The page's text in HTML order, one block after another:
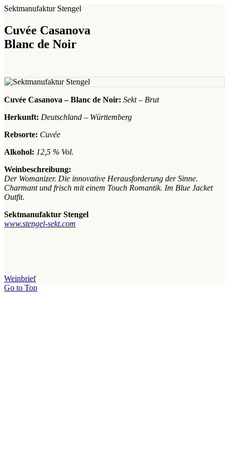
Sektmanufaktur Stengel
Cuvée Casanova
Blanc de Noir
Cuvée Casanova – Blanc de Noir: Sekt – Brut
Herkunft: Deutschland – Württemberg
Rebsorte: Cuvée
Alkohol: 12,5 % Vol.
Weinbeschreibung:
Der Womanizer. Die innovative Herausforderung der Sinne.
Charmant und frisch mit einem Touch Romantik. Im Blue Jacket
Outfit.
Sektmanufaktur Stengel
www.stengel-sekt.com
Weinbrief
Go to Top